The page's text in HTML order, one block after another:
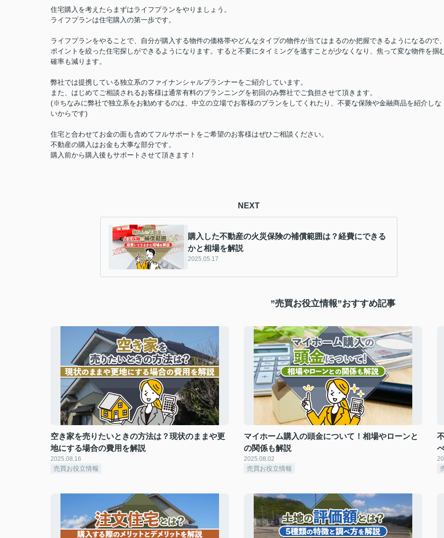
住宅購入を考えたらまずはライフプランをやりましょう。
ライフプランは住宅購入の第一歩です。
ライフプランをやることで、自分が購入する物件の価格帯やどんなタイプの物件が当てはまるのか把握できるようになるので
ポイントを絞った住宅探しができるようになります。すると不要にタイミングを逃すことが少なくなり、焦って変な物件を掴
確率も減ります。
弊社では提携している独立系のファイナンシャルプランナーをご紹介しています。
また、はじめてご相談されるお客様は通常有料のプランニングを初回のみ弊社でご負担させて頂きます。
(※ちなみに弊社で独立系をお勧めするのは、中立の立場でお客様のプランをしてくれたり、不要な保険や金融商品を紹介しな
いからです)
住宅と合わせてお金の面も含めてフルサポートをご希望のお客様はぜひご相談ください。
不動産の購入はお金も大事な部分です。
購入前から購入後もサポートさせて頂きます！
NEXT
購入した不動産の火災保険の補償範囲は？経費にできる
かと相場を解説
2025.05.17
”売買お役立情報”おすすめ記事
空き家を売りたいときの方法は？現状のままや更
地にする場合の費用を解説
2025.08.16
売買お役立情報
マイホーム購入の頭金について！相場やローンと
の関係も解説
2025.08.02
売買お役立情報